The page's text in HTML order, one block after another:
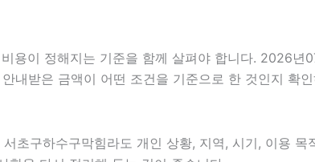
용이 정해지는 기준을 함께 살펴야 합니다. 2026
내받은 금액이 어떤 조건을 기준으로 한 것인지 확
초구하수구막힘라도 개인 상황, 지역, 시기, 이용